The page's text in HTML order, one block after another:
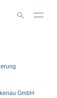
GmbH